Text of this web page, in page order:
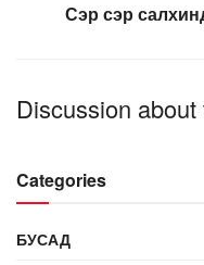
Сэр сэр
Discussion
Categories
БУСАД